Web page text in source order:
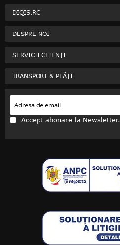
DIQIS.RO
DESPRE NOI
SERVICII CLIENȚI
TRANSPORT & PLĂȚI
Accept abonare la Newsletter.